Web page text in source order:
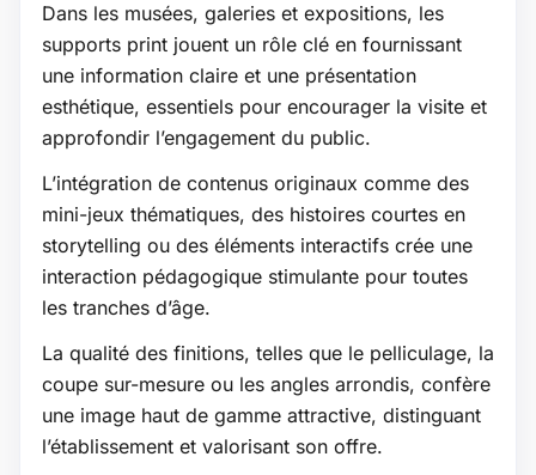
Dans les musées, galeries et expositions, les
supports print jouent un rôle clé en fournissant
une information claire et une présentation
esthétique, essentiels pour encourager la visite et
approfondir l’engagement du public.
L’intégration de contenus originaux comme des
mini-jeux thématiques, des histoires courtes en
storytelling ou des éléments interactifs crée une
interaction pédagogique stimulante pour toutes
les tranches d’âge.
La qualité des finitions, telles que le pelliculage, la
coupe sur-mesure ou les angles arrondis, confère
une image haut de gamme attractive, distinguant
l’établissement et valorisant son offre.